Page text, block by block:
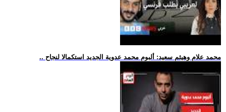
.. محمد علام وهيثم سعيد: ألبوم محمد عدوية الجديد استكمالا لنجاح